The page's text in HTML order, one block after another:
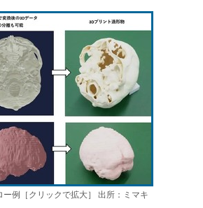
例［クリックで拡大］ 出所：ミマキ